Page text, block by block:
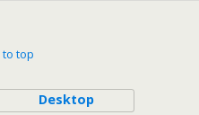
to top
Desktop